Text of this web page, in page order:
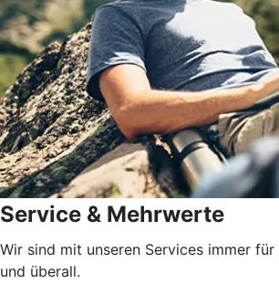
Service & Mehrwerte
Wir sind mit unseren Services immer
und überall.